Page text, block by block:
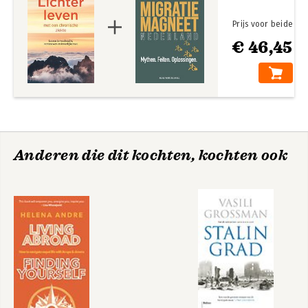
€ 46,45
Prijs voor beide
Anderen die dit kochten, kochten ook